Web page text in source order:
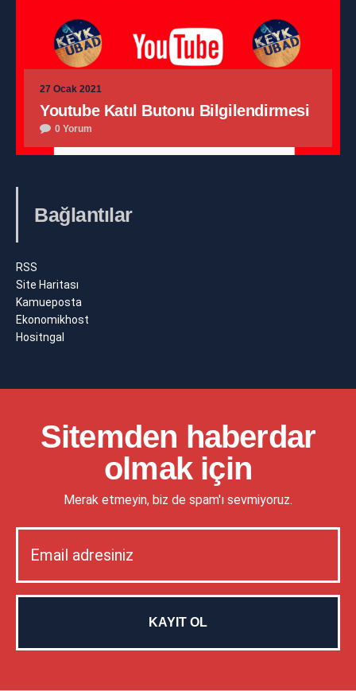
27 Ocak 2021
Youtube Katıl Butonu Bilgilendirmesi
0 Yorum
Bağlantılar
RSS
Site Haritası
Kamueposta
Ekonomikhost
Hositngal
Sitemden haberdar
olmak için
Merak etmeyin, biz de spam'ı sevmiyoruz.